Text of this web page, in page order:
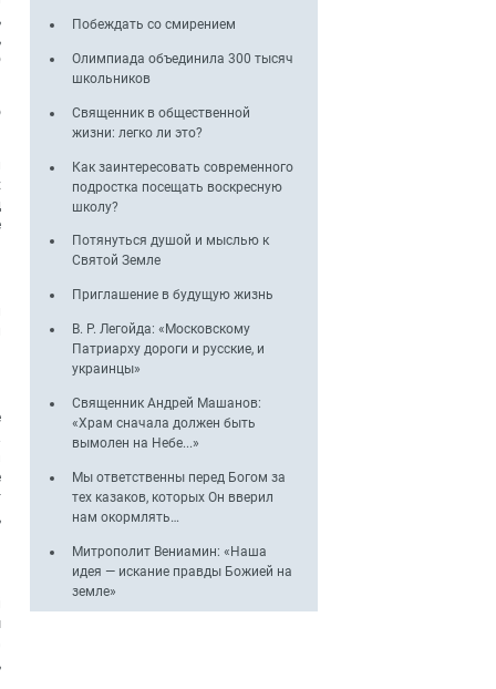
Побеждать со смирением
Олимпиада объединила 300 тысяч
школьников
Священник в общественной
жизни: легко ли это?
Как заинтересовать современного
подростка посещать воскресную
школу?
Потянуться душой и мыслью к
Святой Земле
Приглашение в будущую жизнь
В. Р. Легойда: «Московскому
Патриарху дороги и русские, и
украинцы»
Священник Андрей Машанов:
«Храм сначала должен быть
вымолен на Небе...»
Мы ответственны перед Богом за
тех казаков, которых Он вверил
нам окормлять…
Митрополит Вениамин: «Наша
идея — искание правды Божией на
земле»